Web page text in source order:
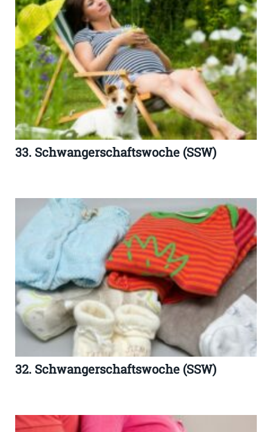
33. Schwangerschaftswoche (SSW)
32. Schwangerschaftswoche (SSW)